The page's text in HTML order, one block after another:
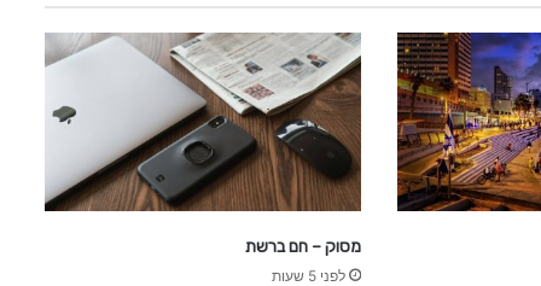
ש
י
ד
ו
ר
ח
י
מסוק – חם ברשת
לפני 5 שעות